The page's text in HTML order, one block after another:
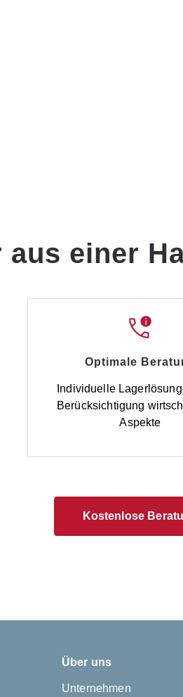
einer
Optimale
Individuelle
Berücksichtigung
Aspekte
Kostenlose
Über uns
Unternehmen